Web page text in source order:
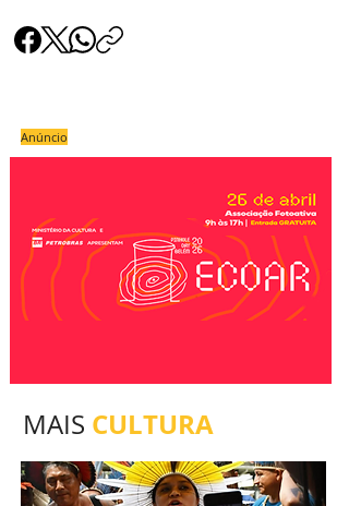
Anúncio
MAIS CULTURA